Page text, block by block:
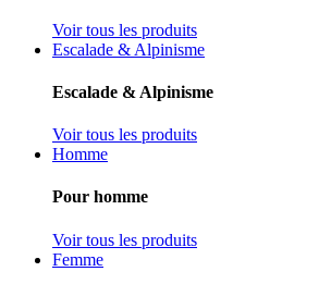
Voir tous les produits
Escalade & Alpinisme
Escalade & Alpinisme
Voir tous les produits
Homme
Pour homme
Voir tous les produits
Femme